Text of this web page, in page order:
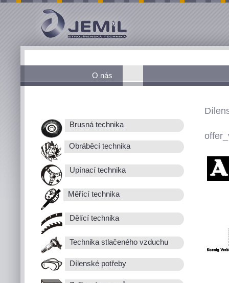
O nás
Brusná technika
Obráběcí technika
Upínací technika
Měřící technika
Dělící technika
Technika stlačeného vzduchu
Dílenské potřeby